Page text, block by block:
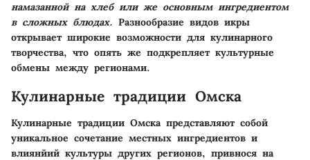
намазанной на хлеб или же основным ингредиентом
в сложных блюдах. Разнообразие видов икры
открывает широкие возможности для кулинарного
творчества, что опять же подкрепляет культурные
обмены между регионами.
Кулинарные традиции Омска
Кулинарные традиции Омска представляют собой
уникальное сочетание местных ингредиентов и
влиянйий культуры других регионов, привнося на